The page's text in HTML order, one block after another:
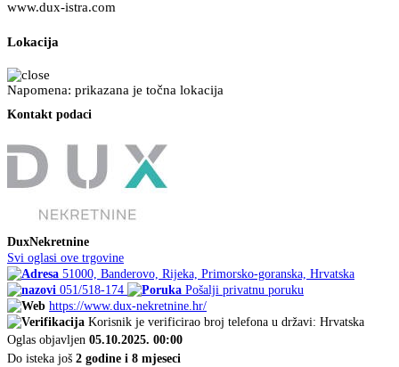
www.dux-istra.com
Lokacija
Napomena: prikazana je točna lokacija
Kontakt podaci
DuxNekretnine
Svi oglasi ove trgovine
51000, Banderovo, Rijeka, Primorsko-goranska, Hrvatska
051/518-174
Pošalji privatnu poruku
https://www.dux-nekretnine.hr/
Korisnik je verificirao broj telefona u državi: Hrvatska
Oglas objavljen 05.10.2025. 00:00
Do isteka još 2 godine i 8 mjeseci